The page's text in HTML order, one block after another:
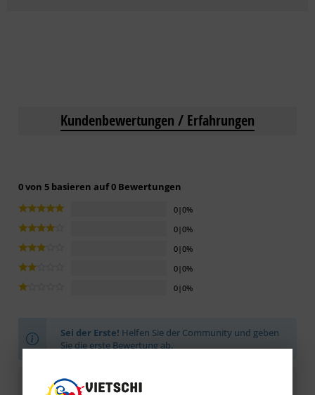
Kundenbewertungen / Erfahrungen
0 von 5 basieren auf 0 Bewertungen
0|0%
0|0%
0|0%
0|0%
0|0%
Sei der Erste! Helfen Sie der Community und geben
Sie die erste Bewertung ab.
Bewertung schreiben